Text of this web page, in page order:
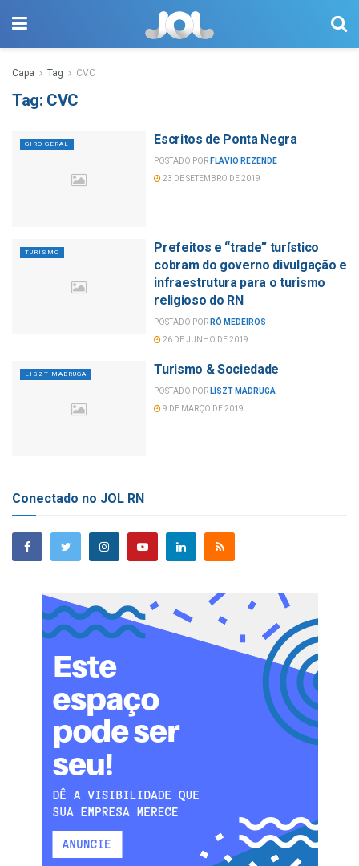
Capa Tag CVC
Tag: CVC
GIRO GERAL Escritos de Ponta Negra
POSTADO POR FLÁVIO REZENDE
23 DE SETEMBRO DE 2019
TURISMO
Prefeitos e “trade” turístico
cobram do governo divulgação e
infraestrutura para o turismo
religioso do RN
POSTADO POR RÔ MEDEIROS
26 DE JUNHO DE 2019
LISZT MADRUGA Turismo & Sociedade
POSTADO POR LISZT MADRUGA
9 DE MARÇO DE 2019
Conectado no JOL RN